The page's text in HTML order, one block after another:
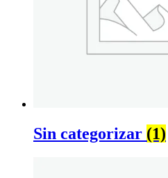
Sin categorizar (1)